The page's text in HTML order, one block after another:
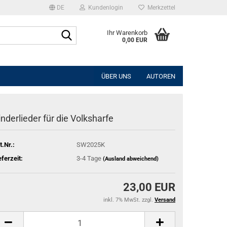
DE Kundenlogin
vergessen?
Merkzettel
Ihr Warenkorb
0,00 EUR
ÜBER UNS AUTOREN
für die Volksharfe
SW2025K
3-4 Tage (Ausland abweichend)
23,00 EUR
inkl. 7% MwSt. zzgl. Versand